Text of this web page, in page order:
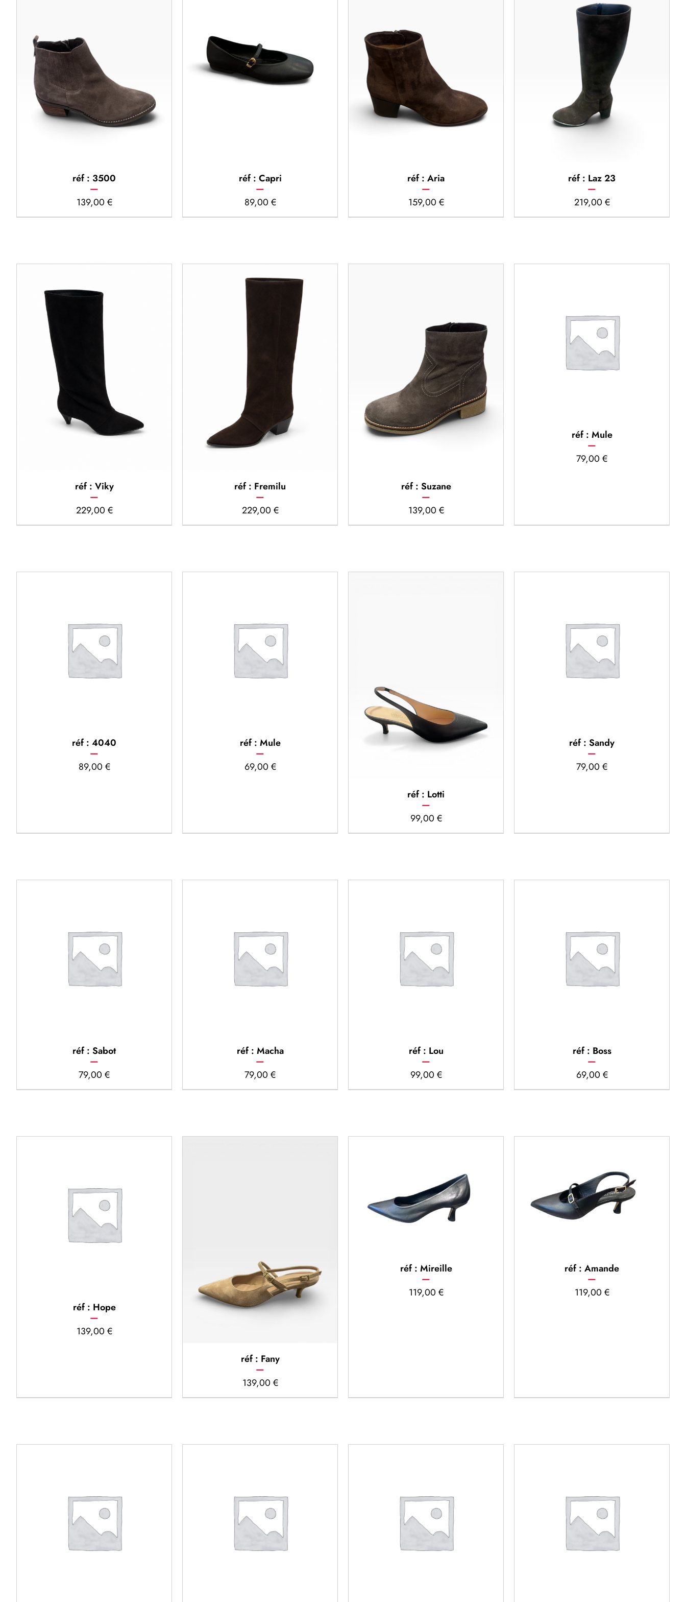
réf : 3500
139,00 €
réf : Capri
89,00 €
réf : Aria
159,00 €
réf : Laz 23
219,00 €
réf : Viky
229,00 €
réf : Fremilu
229,00 €
réf : Suzane
139,00 €
réf : Mule
79,00 €
réf : 4040
89,00 €
réf : Mule
69,00 €
réf : Lotti
99,00 €
réf : Sandy
79,00 €
réf : Sabot
79,00 €
réf : Macha
79,00 €
réf : Lou
99,00 €
réf : Boss
69,00 €
réf : Hope
139,00 €
réf : Fany
139,00 €
réf : Mireille
119,00 €
réf : Amande
119,00 €